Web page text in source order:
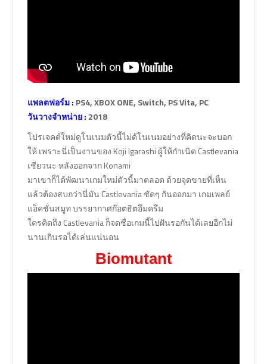
แพลตฟอร์ม : PS4, XBOX ONE, Switch, PS Vita, PC
วันวางจำหน่าย : 2018
โปรเจคต์ใหม่ดูโนเนมตัวนี้ไม่ด้โนเนมอย่างที่คิดนะจะบอก
ให้ เพราะนี่เป็นงานของ Koji Igarashi ผู้ให้กำเนิด Castlevania
เชียวนะ หลังออกจาก Konami
มาเขาก็ได้พัฒนาเกมใหม่ตัวนี้มาตลอด ด้วยจุดขายที่เห็น
แล้วต้องสบถว่านี่มัน Castlevania ชัดๆ กันออกมา เกมเพลย์
แอ็คชั่นสมูท บรรยากาศก๊อตธิตอึมครึม
ใครคิดถึง Castlevania ก็จดชื่อเกมนี้ไปฝันรอกันได้เลยอีกไม่
นานเกินรอได้เล่นแน่นอน
Biomutant